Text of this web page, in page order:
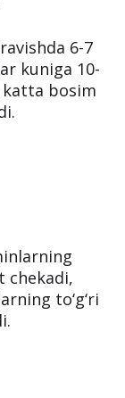
6-7
kuniga 10-
katta bosim
chekadi,
to‘g‘ri